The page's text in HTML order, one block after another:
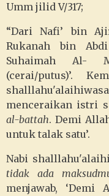
Umm jilid V/317;
“Dari Nafi’ bin
Rukanah bin
Suhaimah Al-
(cerai/putus)’.
menceraikan istri
al-battah. Demi
untuk talak satu’.
Nabi
tidak ada
menjawab,